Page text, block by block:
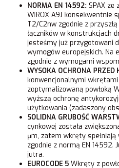
NORMA EN 14592: SPAX ze
WIROX A9J konsekwentnie
T2/C2nw zgodnie z
łączników w konstrukcjach
jesteśmy już przygotowani
wymogów europejskich. Na
zgodnie z wymogami
WYSOKA OCHRONA PRZED
konwencjonalnymi wkrętami
zoptymalizowaną powłoką
wyższą ochronę
użytkowania (zadaszony
SOLIDNA GRUBOŚĆ
cynkowej została
μm, zatem wkręty
zgodnie z normą EN 14592.
jutra.
EUROCODE 5 Wkręty z